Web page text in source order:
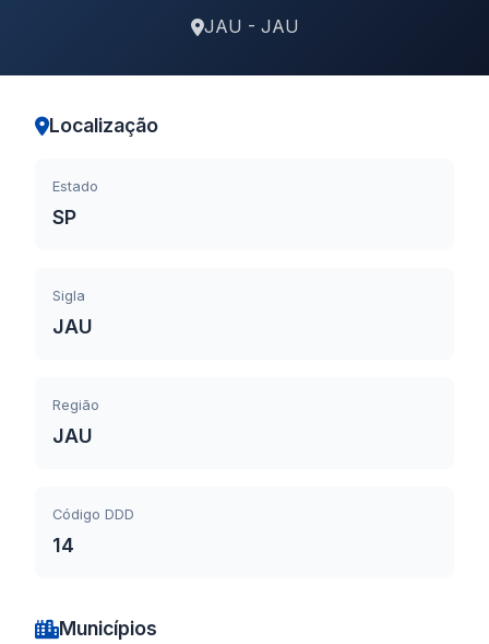
JAU - JAU
Localização
Estado
SP
Sigla
JAU
Região
JAU
Código DDD
14
Municípios